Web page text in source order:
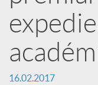
e
d
16.02.2017